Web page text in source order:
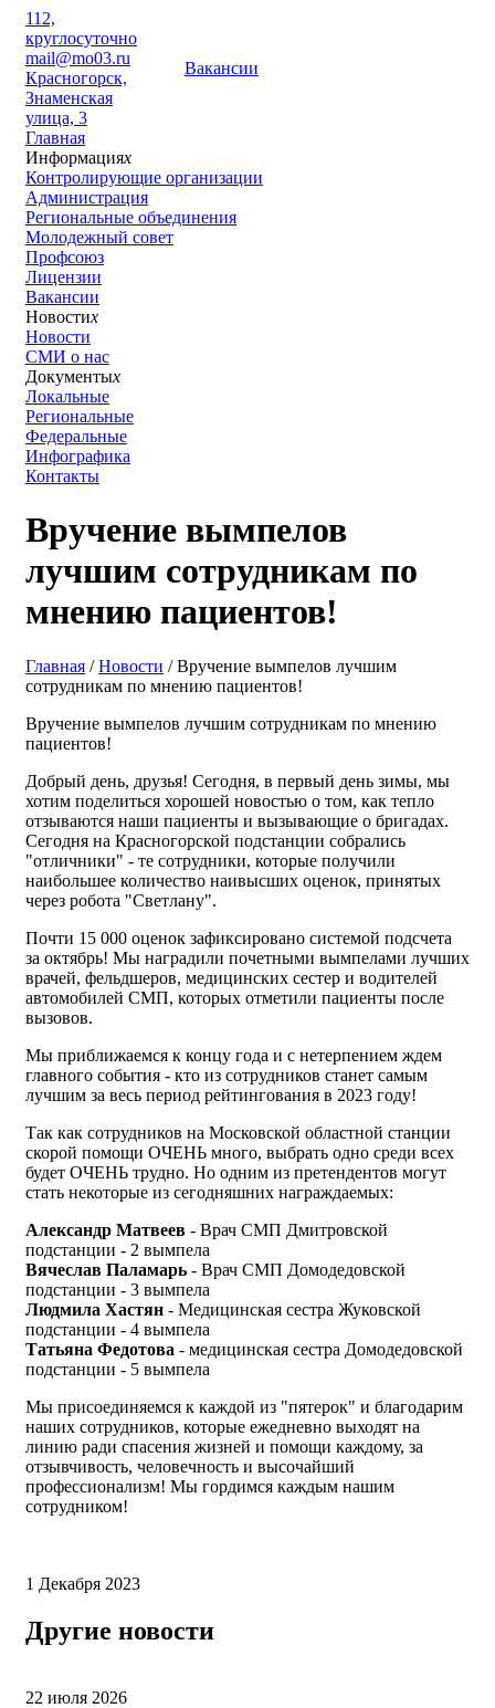
112,
круглосуточно
mail@mo03.ru
Красногорск,
Знаменская
улица, 3
Вакансии
Главная
Информацияx
Контролирующие организации
Администрация
Региональные объединения
Молодежный совет
Профсоюз
Лицензии
Вакансии
Новостиx
Новости
СМИ о нас
Документыx
Локальные
Региональные
Федеральные
Инфографика
Контакты
Вручение вымпелов
лучшим сотрудникам по
мнению пациентов!
Главная /Новости / Вручение вымпелов лучшим
сотрудникам по мнению пациентов!
Вручение вымпелов лучшим сотрудникам по мнению
пациентов!
Добрый день, друзья! Сегодня, в первый день зимы, мы
хотим поделиться хорошей новостью о том, как тепло
отзываются наши пациенты и вызывающие о бригадах.
Сегодня на Красногорской подстанции собрались
"отличники" - те сотрудники, которые получили
наибольшее количество наивысших оценок, принятых
через робота "Светлану".
Почти 15 000 оценок зафиксировано системой подсчета
за октябрь! Мы наградили почетными вымпелами лучших
врачей, фельдшеров, медицинских сестер и водителей
автомобилей СМП, которых отметили пациенты после
вызовов.
Мы приближаемся к концу года и с нетерпением ждем
главного события - кто из сотрудников станет самым
лучшим за весь период рейтингования в 2023 году!
Так как сотрудников на Московской областной станции
скорой помощи ОЧЕНЬ много, выбрать одно среди всех
будет ОЧЕНЬ трудно. Но одним из претендентов могут
стать некоторые из сегодняшних награждаемых:
Александр Матвеев - Врач СМП Дмитровской
подстанции - 2 вымпела
Вячеслав Паламарь - Врач СМП Домодедовской
подстанции - 3 вымпела
Людмила Хастян - Медицинская сестра Жуковской
подстанции - 4 вымпела
Татьяна Федотова - медицинская сестра Домодедовской
подстанции - 5 вымпела
Мы присоединяемся к каждой из "пятерок" и благодарим
наших сотрудников, которые ежедневно выходят на
линию ради спасения жизней и помощи каждому, за
отзывчивость, человечность и высочайший
профессионализм! Мы гордимся каждым нашим
сотрудником!
1 Декабря 2023
Другие новости
22 июля 2026